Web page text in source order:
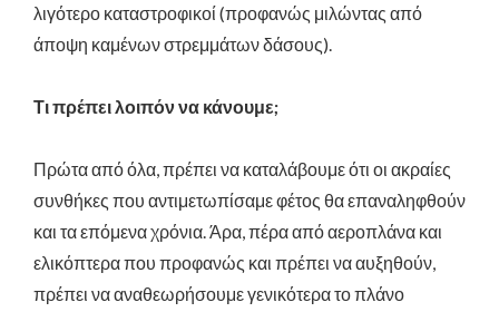
λιγότερο καταστροφικοί (προφανώς μιλώντας από
άποψη καμένων στρεμμάτων δάσους).
Τι πρέπει λοιπόν να κάνουμε;
Πρώτα από όλα, πρέπει να καταλάβουμε ότι οι ακραίες
συνθήκες που αντιμετωπίσαμε φέτος θα επαναληφθούν
και τα επόμενα χρόνια. Άρα, πέρα από αεροπλάνα και
ελικόπτερα που προφανώς και πρέπει να αυξηθούν,
πρέπει να αναθεωρήσουμε γενικότερα το πλάνο